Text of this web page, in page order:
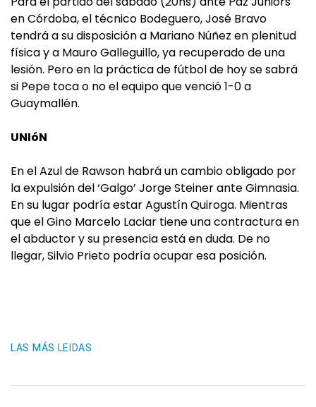
en Córdoba, el técnico Bodeguero, José Bravo
tendrá a su disposición a Mariano Núñez en plenitud
física y a Mauro Galleguillo, ya recuperado de una
lesión. Pero en la práctica de fútbol de hoy se sabrá
si Pepe toca o no el equipo que venció 1-0 a
Guaymallén.
UNIóN
En el Azul de Rawson habrá un cambio obligado por
la expulsión del ‘Galgo’ Jorge Steiner ante Gimnasia.
En su lugar podría estar Agustín Quiroga. Mientras
que el Gino Marcelo Laciar tiene una contractura en
el abductor y su presencia está en duda. De no
llegar, Silvio Prieto podría ocupar esa posición.
LAS MÁS LEIDAS